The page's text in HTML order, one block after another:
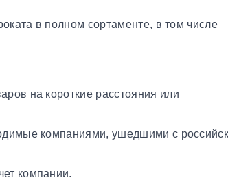
в полном сортаменте, в том числе
на короткие расстояния или
компаниями, ушедшими с
компании.